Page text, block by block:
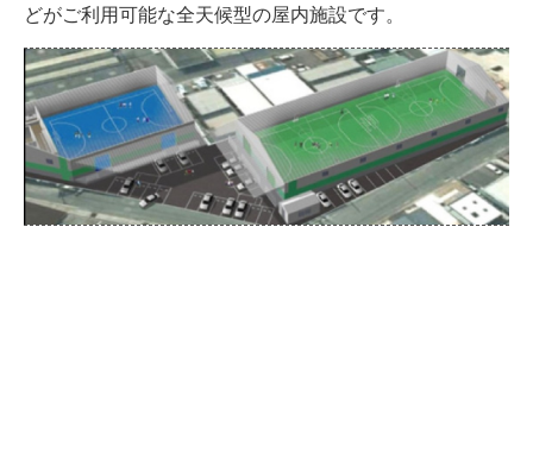
どがご利用可能な全天候型の屋内施設です。